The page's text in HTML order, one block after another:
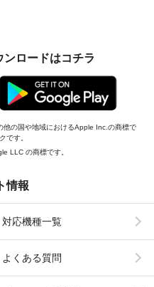
ロードはコチラ
の国や地域におけるApple Inc.の商標で
です。
LLC の商標です。
情報
対応機種一覧
よくある質問